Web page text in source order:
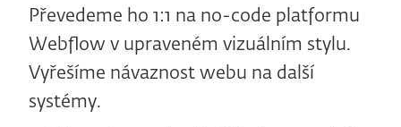
Převedeme ho 1:1 na no-code platformu
Webflow v upraveném vizuálním stylu.
Vyřešíme návaznost webu na další
systémy.